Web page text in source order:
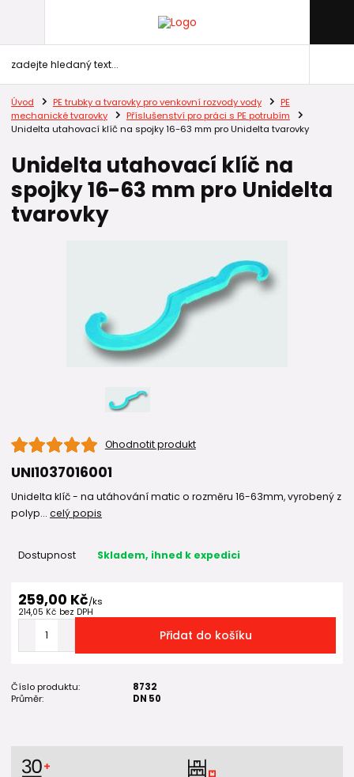
Úvod PE trubky a tvarovky pro venkovní rozvody vody
PE
mechanické tvarovky
Příslušenství pro práci s PE potrubím
Unidelta utahovací klíč na spojky 16-63 mm pro Unidelta tvarovky
Unidelta utahovací klíč na
spojky 16-63 mm pro Unidelta
tvarovky
Ohodnotit produkt
UNI1037016001
Unidelta klíč - na utáhování matic o rozměru 16-63mm, vyrobený z
polyp... celý popis
Dostupnost Skladem, ihned k expedici
259,00 Kč/ks
214,05 Kč bez DPH
Přidat do košíku
Číslo produktu:
8732
Průměr:
DN 50